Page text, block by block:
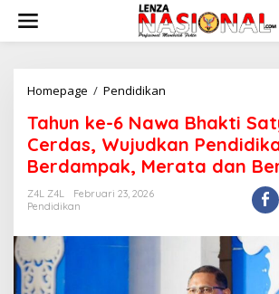
w
Homepage / Pendidikan
h
u
n
k
N
Tahun ke-6 Nawa Bhakti
Cerdas, Wujudkan
Berdampak, Merata dan
Z4L Z4L
Februari 23, 2026
Pendidikan